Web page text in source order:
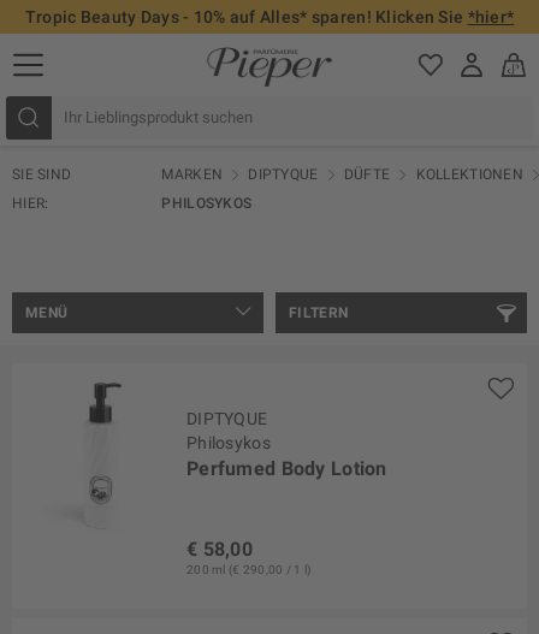
Tropic Beauty Days - 10% auf Alles* sparen! Klicken Sie *hier*
SIE SIND
HIER:
MARKEN DIPTYQUE DÜFTE
KOLLEKTIONEN
PHILOSYKOS
FILTERN
MENÜ
DIPTYQUE
Philosykos
Perfumed Body Lotion
€ 58,00
200 ml (€ 290,00 / 1 l)